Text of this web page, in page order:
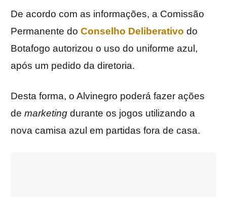
De acordo com as informações, a Comissão
Permanente do Conselho Deliberativo do
Botafogo autorizou o uso do uniforme azul,
após um pedido da diretoria.
Desta forma, o Alvinegro poderá fazer ações
de marketing durante os jogos utilizando a
nova camisa azul em partidas fora de casa.